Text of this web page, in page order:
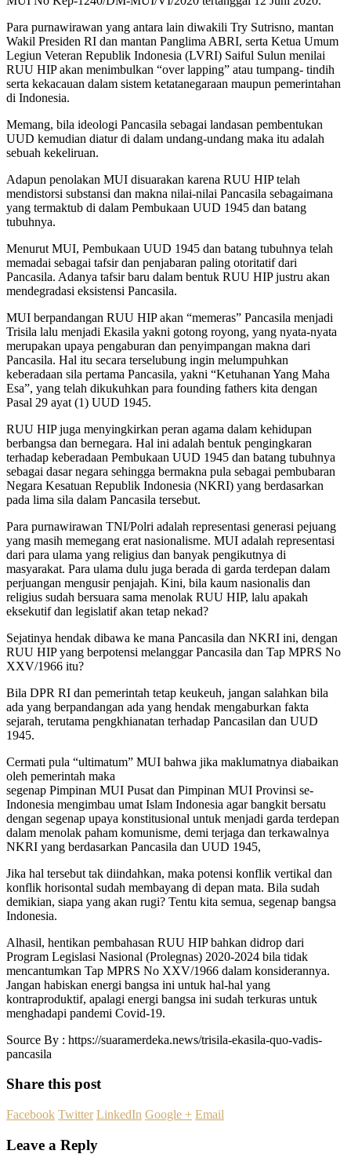
Para purnawirawan yang antara lain diwakili Try Sutrisno, mantan
Wakil Presiden RI dan mantan Panglima ABRI, serta Ketua Umum
Legiun Veteran Republik Indonesia (LVRI) Saiful Sulun menilai
RUU HIP akan menimbulkan “over lapping” atau tumpang- tindih
serta kekacauan dalam sistem ketatanegaraan maupun pemerintahan
di Indonesia.
Memang, bila ideologi Pancasila sebagai landasan pembentukan
UUD kemudian diatur di dalam undang-undang maka itu adalah
sebuah kekeliruan.
Adapun penolakan MUI disuarakan karena RUU HIP telah
mendistorsi substansi dan makna nilai-nilai Pancasila sebagaimana
yang termaktub di dalam Pembukaan UUD 1945 dan batang
tubuhnya.
Menurut MUI, Pembukaan UUD 1945 dan batang tubuhnya telah
memadai sebagai tafsir dan penjabaran paling otoritatif dari
Pancasila. Adanya tafsir baru dalam bentuk RUU HIP justru akan
mendegradasi eksistensi Pancasila.
MUI berpandangan RUU HIP akan “memeras” Pancasila menjadi
Trisila lalu menjadi Ekasila yakni gotong royong, yang nyata-nyata
merupakan upaya pengaburan dan penyimpangan makna dari
Pancasila. Hal itu secara terselubung ingin melumpuhkan
keberadaan sila pertama Pancasila, yakni “Ketuhanan Yang Maha
Esa”, yang telah dikukuhkan para founding fathers kita dengan
Pasal 29 ayat (1) UUD 1945.
RUU HIP juga menyingkirkan peran agama dalam kehidupan
berbangsa dan bernegara. Hal ini adalah bentuk pengingkaran
terhadap keberadaan Pembukaan UUD 1945 dan batang tubuhnya
sebagai dasar negara sehingga bermakna pula sebagai pembubaran
Negara Kesatuan Republik Indonesia (NKRI) yang berdasarkan
pada lima sila dalam Pancasila tersebut.
Para purnawirawan TNI/Polri adalah representasi generasi pejuang
yang masih memegang erat nasionalisme. MUI adalah representasi
dari para ulama yang religius dan banyak pengikutnya di
masyarakat. Para ulama dulu juga berada di garda terdepan dalam
perjuangan mengusir penjajah. Kini, bila kaum nasionalis dan
religius sudah bersuara sama menolak RUU HIP, lalu apakah
eksekutif dan legislatif akan tetap nekad?
Sejatinya hendak dibawa ke mana Pancasila dan NKRI ini, dengan
RUU HIP yang berpotensi melanggar Pancasila dan Tap MPRS No
XXV/1966 itu?
Bila DPR RI dan pemerintah tetap keukeuh, jangan salahkan bila
ada yang berpandangan ada yang hendak mengaburkan fakta
sejarah, terutama pengkhianatan terhadap Pancasilan dan UUD
1945.
Cermati pula “ultimatum” MUI bahwa jika maklumatnya diabaikan
oleh pemerintah maka
segenap Pimpinan MUI Pusat dan Pimpinan MUI Provinsi se-
Indonesia mengimbau umat Islam Indonesia agar bangkit bersatu
dengan segenap upaya konstitusional untuk menjadi garda terdepan
dalam menolak paham komunisme, demi terjaga dan terkawalnya
NKRI yang berdasarkan Pancasila dan UUD 1945,
Jika hal tersebut tak diindahkan, maka potensi konflik vertikal dan
konflik horisontal sudah membayang di depan mata. Bila sudah
demikian, siapa yang akan rugi? Tentu kita semua, segenap bangsa
Indonesia.
Alhasil, hentikan pembahasan RUU HIP bahkan didrop dari
Program Legislasi Nasional (Prolegnas) 2020-2024 bila tidak
mencantumkan Tap MPRS No XXV/1966 dalam konsiderannya.
Jangan habiskan energi bangsa ini untuk hal-hal yang
kontraproduktif, apalagi energi bangsa ini sudah terkuras untuk
menghadapi pandemi Covid-19.
Source By : https://suaramerdeka.news/trisila-ekasila-quo-vadis-
pancasila
Share this post
Facebook Twitter LinkedIn Google + Email
Leave a Reply